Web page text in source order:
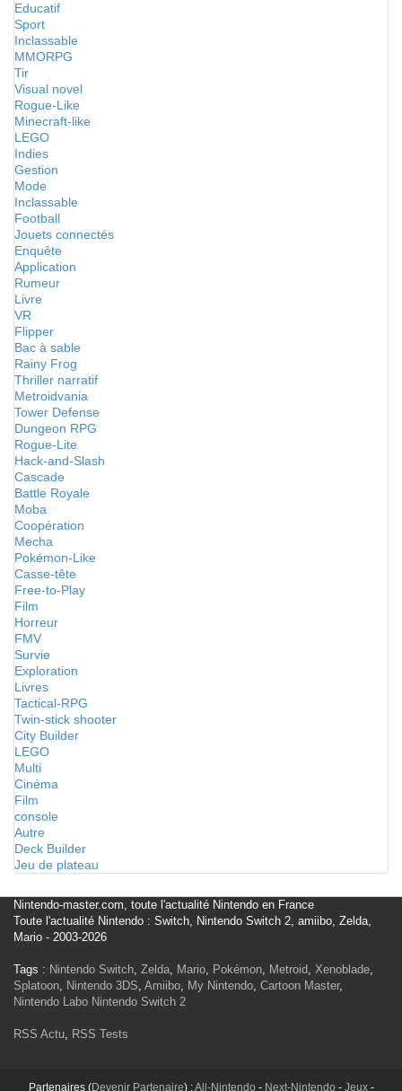
Educatif
Sport
Inclassable
MMORPG
Tir
Visual novel
Rogue-Like
Minecraft-like
LEGO
Indies
Gestion
Mode
Inclassable
Football
Jouets connectés
Enquête
Application
Rumeur
Livre
VR
Flipper
Bac à sable
Rainy Frog
Thriller narratif
Metroidvania
Tower Defense
Dungeon RPG
Rogue-Lite
Hack-and-Slash
Cascade
Battle Royale
Moba
Coopération
Mecha
Pokémon-Like
Casse-tête
Free-to-Play
Film
Horreur
FMV
Survie
Exploration
Livres
Tactical-RPG
Twin-stick shooter
City Builder
LEGO
Multi
Cinéma
Film
console
Autre
Deck Builder
Jeu de plateau
Nintendo-master.com, toute l'actualité Nintendo en France
Toute l'actualité Nintendo : Switch, Nintendo Switch 2, amiibo, Zelda,
Mario - 2003-2026
Tags : Nintendo Switch, Zelda, Mario, Pokémon, Metroid, Xenoblade,
Splatoon, Nintendo 3DS, Amiibo, My Nintendo, Cartoon Master,
Nintendo Labo Nintendo Switch 2
RSS Actu, RSS Tests
Partenaires (Devenir Partenaire) :All-Nintendo - Next-Nintendo - Jeux-